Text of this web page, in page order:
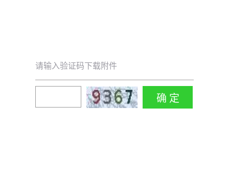
请输入验证码下载附件